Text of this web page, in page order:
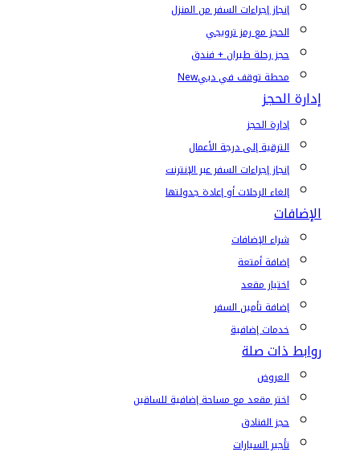
إنجاز إجراءات السفر من المنزل
الحجز مع رمز ترويجي
حجز رحلة طيران + فندق
محطة توقف في دبيNew
إدارة الحجز
إدارة الحجز
الترقية إلى درجة الأعمال
إنجاز إجراءات السفر عبر الإنترنت
إلغاء الرحلات أو إعادة جدولتها
الإضافات
شراء الإضافات
إضافة أمتعة
اختيار مقعد
إضافة تأمين السفر
خدمات إضافية
روابط ذات صلة
العروض
اختر مقعد مع مساحة إضافية للساقين
حجز الفنادق
تأجير السيارات